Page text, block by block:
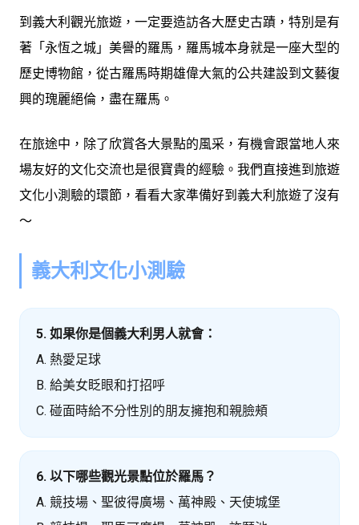
到義大利觀光旅遊，一定要造訪各大歷史古蹟，特別是有
著「永恆之城」美譽的羅馬，羅馬城本身就是一座大型的
歷史博物館，從古羅馬時期雄偉大氣的公共建設到文藝復
興的瑰麗絕倫，盡在羅馬。
在旅途中，除了欣賞各大景點的風采，有機會跟當地人來
場友好的文化交流也是很寶貴的經驗。我們直接進到旅遊
文化小測驗的環節，看看大家準備好到義大利旅遊了沒有
～
義大利文化小測驗
5. 如果你是個義大利男人就會：
A. 熱愛足球
B. 給美女眨眼和打招呼
C. 碰面時給不分性別的朋友擁抱和親臉頰
6. 以下哪些觀光景點位於羅馬？
A. 競技場、聖彼得廣場、萬神殿、天使城堡